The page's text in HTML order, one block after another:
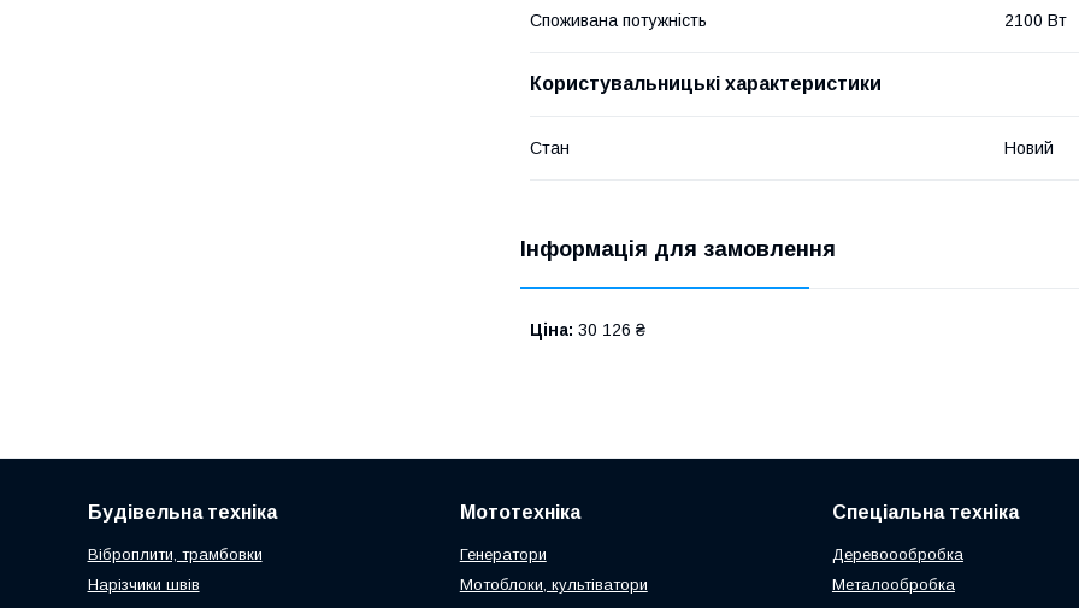
Споживана потужність 2100 Вт
Користувальницькі характеристики
Стан Новий
Інформація для замовлення
Ціна: 30 126 ₴
Будівельна техніка
Віброплити, трамбовки
Нарізчики швів
Мототехніка
Генератори
Мотоблоки, культіватори
Спеціальна техніка
Деревоообробка
Металообробка